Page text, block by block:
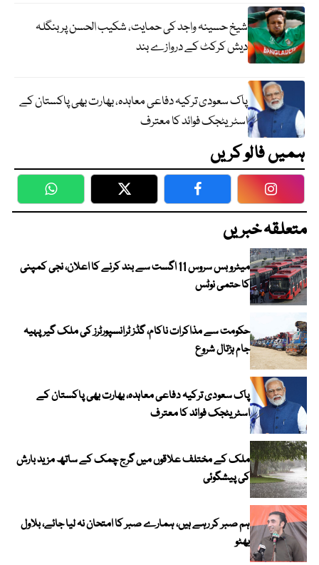
شیخ حسینہ واجد کی حمایت، شکیب الحسن پر بنگلہ
دیش کرکٹ کے دروازے بند
پاک سعودی ترکیہ دفاعی معاہدہ، بھارت بھی پاکستان کے
اسٹریٹجک فوائد کا معترف
ہمیں فالو کریں
WhatsApp Twitter Facebook
متعلقہ خبریں
میٹرو بس سروس 11 اگست سے بند کرنے کا اعلان، نجی کمپنی
کا حتمی نوٹس
حکومت سے مذاکرات ناکام، گڈز ٹرانسپورٹرز کی ملک گیر پہیہ
جام ہڑتال شروع
پاک سعودی ترکیہ دفاعی معاہدہ، بھارت بھی پاکستان کے
اسٹریٹجک فوائد کا معترف
ملک کے مختلف علاقوں میں گرج چمک کے ساتھ مزید بارش
کی پیشگوئی
ہم صبر کر رہے ہیں، ہمارے صبر کا امتحان نہ لیا جائے، بلاول
بھٹو